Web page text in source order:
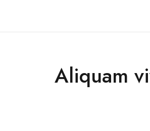
Aliquam